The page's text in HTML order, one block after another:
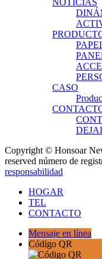
CASO
Copyright © Honsoar
reserved número de
responsabilidad
HOGAR
TEL
CONTACTO
Mensaje en línea
Código QR